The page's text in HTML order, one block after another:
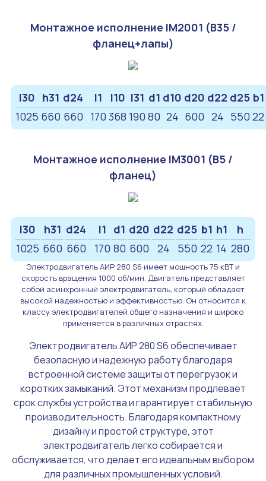
Монтажное исполнение IM2001 (B35 /
фланец+лапы)
l30 h31 d24 l1 l10 l31 d1 d10 d20 d22 d25 b1
1025 660 660 170 368 190 80 24 600 24 550 22
Монтажное исполнение IM3001 (B5 /
фланец)
l30 h31 d24 l1 d1 d20 d22 d25 b1 h1
h
1025 660 660 170 80 600 24 550 22 14 280
Электродвигатель АИР 280 S6 имеет мощность 75 кВТ и
скорость вращения 1000 об/мин. Двигатель представляет
собой асинхронный электродвигатель, который обладает
высокой надежностью и эффективностью. Он относится к
классу электродвигателей общего назначения и широко
применяется в различных отраслях.
Электродвигатель АИР 280 S6 обеспечивает
безопасную и надежную работу благодаря
встроенной системе защиты от перегрузок и
коротких замыканий. Этот механизм продлевает
срок службы устройства и гарантирует стабильную
производительность. Благодаря компактному
дизайну и простой структуре, этот
электродвигатель легко собирается и
обслуживается, что делает его идеальным выбором
для различных промышленных условий.